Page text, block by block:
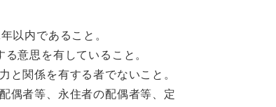
以内であること。
意思を有していること。
と関係を有する者でないこと。
偶者等、永住者の配偶者等、定